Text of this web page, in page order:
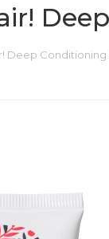
Deep Conditioning